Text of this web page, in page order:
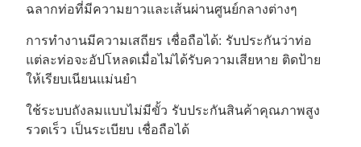
ฉลากท่อที่มีความยาวและเส้นผ่านศูนย์กลางต่างๆ
การทำงานมีความเสถียร เชื่อถือได้: รับประกันว่าท่อ
แต่ละท่อจะอัปโหลดเมื่อไม่ได้รับความเสียหาย ติดป้าย
ให้เรียบเนียนแม่นยำ
ใช้ระบบถังลมแบบไม่มีขั้ว รับประกันสินค้าคุณภาพสูง
รวดเร็ว เป็นระเบียบ เชื่อถือได้